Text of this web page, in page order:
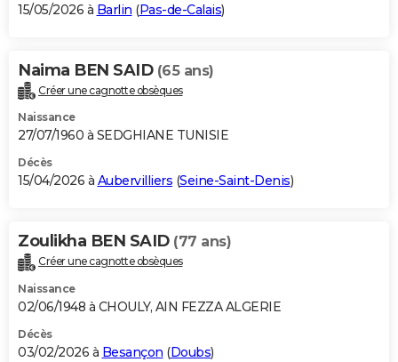
15/05/2026 à Barlin (Pas-de-Calais)
Naima BEN SAID (65 ans)
Créer une cagnotte obsèques
Naissance
27/07/1960 à SEDGHIANE TUNISIE
Décès
15/04/2026 à Aubervilliers (Seine-Saint-Denis)
Zoulikha BEN SAID (77 ans)
Créer une cagnotte obsèques
Naissance
02/06/1948 à CHOULY, AIN FEZZA ALGERIE
Décès
03/02/2026 à Besançon (Doubs)